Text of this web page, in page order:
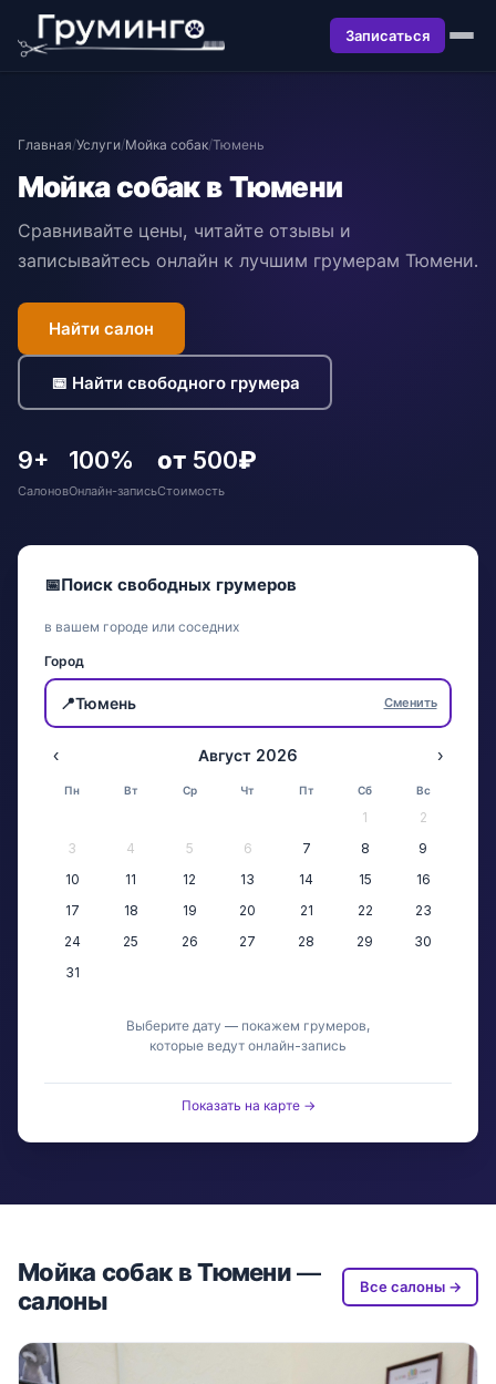
Записаться
Главная/Услуги/Мойка собак/Тюмень
Мойка собак в Тюмени
Сравнивайте цены, читайте отзывы и
записывайтесь онлайн к лучшим грумерам Тюмени.
Найти салон
📅 Найти свободного грумера
9+
Салонов
100%
Онлайн-запись
от 500₽
Стоимость
📅Поиск свободных грумеров
в вашем городе или соседних
Город
📍Тюмень Сменить
‹ Август 2026 ›
Пн Вт Ср Чт Пт Сб Вс
1
2
3
4 5 6 7 8
9
10
11 12 13 14 15
16
17
18 19 20 21 22
23
24
25 26 27 28 29
30
31
Выберите дату — покажем грумеров,
которые ведут онлайн-запись
Показать на карте →
Мойка собак в Тюмени —
салоны
Все салоны →